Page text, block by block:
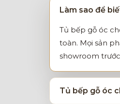
Làm sao để
Tủ bếp gỗ óc
toàn. Mọi sản
showroom
Tủ bếp gỗ óc